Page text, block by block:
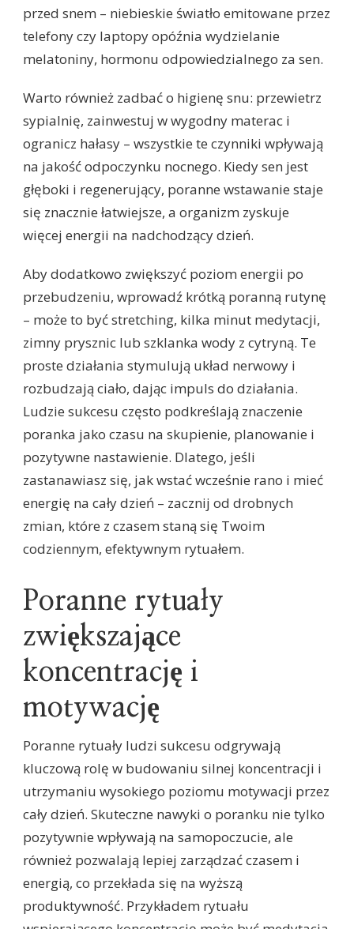
przed snem – niebieskie światło emitowane przez
telefony czy laptopy opóźnia wydzielanie
melatoniny, hormonu odpowiedzialnego za sen.
Warto również zadbać o higienę snu: przewietrz
sypialnię, zainwestuj w wygodny materac i
ogranicz hałasy – wszystkie te czynniki wpływają
na jakość odpoczynku nocnego. Kiedy sen jest
głęboki i regenerujący, poranne wstawanie staje
się znacznie łatwiejsze, a organizm zyskuje
więcej energii na nadchodzący dzień.
Aby dodatkowo zwiększyć poziom energii po
przebudzeniu, wprowadź krótką poranną rutynę
– może to być stretching, kilka minut medytacji,
zimny prysznic lub szklanka wody z cytryną. Te
proste działania stymulują układ nerwowy i
rozbudzają ciało, dając impuls do działania.
Ludzie sukcesu często podkreślają znaczenie
poranka jako czasu na skupienie, planowanie i
pozytywne nastawienie. Dlatego, jeśli
zastanawiasz się, jak wstać wcześnie rano i mieć
energię na cały dzień – zacznij od drobnych
zmian, które z czasem staną się Twoim
codziennym, efektywnym rytuałem.
Poranne rytuały
zwiększające
koncentrację i
motywację
Poranne rytuały ludzi sukcesu odgrywają
kluczową rolę w budowaniu silnej koncentracji i
utrzymaniu wysokiego poziomu motywacji przez
cały dzień. Skuteczne nawyki o poranku nie tylko
pozytywnie wpływają na samopoczucie, ale
również pozwalają lepiej zarządzać czasem i
energią, co przekłada się na wyższą
produktywność. Przykładem rytuału